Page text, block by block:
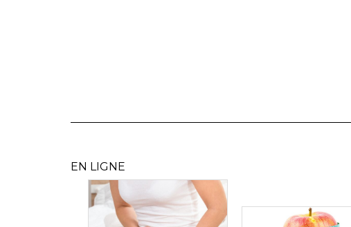
EN LIGNE